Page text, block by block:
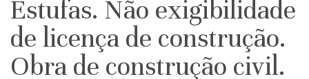
Estufas. Não exigibilidade
de licença de construção.
Obra de construção civil.